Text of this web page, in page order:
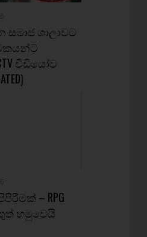
සමාජ ශාලාවට
වීඩියෝව
– RPG
හමුවෙයි